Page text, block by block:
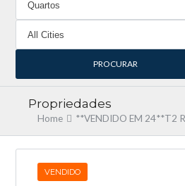
Log in
Propriedades
Home **VENDIDO EM 24**T2
VENDIDO